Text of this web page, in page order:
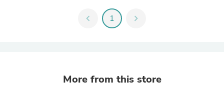
chevron_left 1 chevron_right
More from this store